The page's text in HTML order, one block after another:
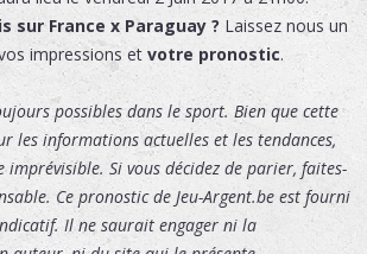
sur France x Paraguay ? Laissez nous un
impressions et votre pronostic.
possibles dans le sport. Bien que cette
les informations actuelles et les tendances,
Si vous décidez de parier, faites-
Ce pronostic de Jeu-Argent.be est fourni
Il ne saurait engager ni la